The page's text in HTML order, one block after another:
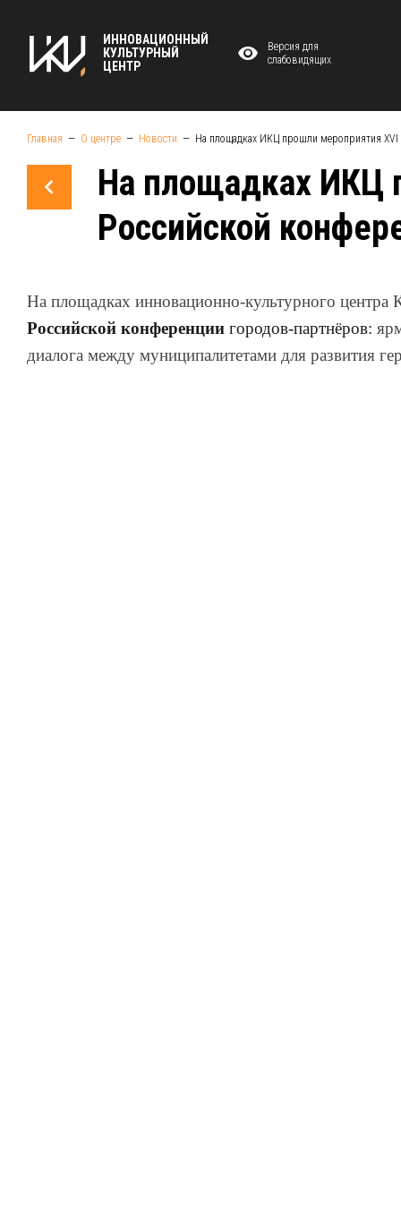
ИННОВАЦИОННЫЙ
КУЛЬТУРНЫЙ
ЦЕНТР
Версия для
слабовидящих
Главная О центре Новости На площадках ИКЦ прошли мероприятия XVI
На площадках ИКЦ
Российской
На площадках инновационно-культурного
Российской конференции городов-партнёров:
диалога между муниципалитетами для развития